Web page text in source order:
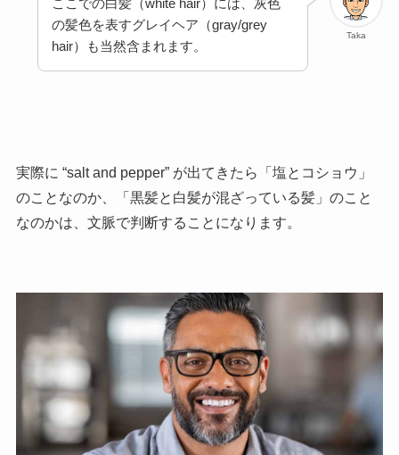
Taka
の髪色を表すグレイヘア（gray/grey
hair）も当然含まれます。
実際に “salt and pepper” が出てきたら「塩とコショウ」
のことなのか、
「黒髪と白髪が混ざっている髪」のこと
なのかは、文脈で判断することになります。